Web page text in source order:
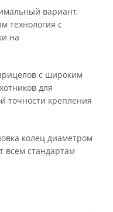
вариант,
технология с
на
с широким
для
точности крепления
колец диаметром
стандартам